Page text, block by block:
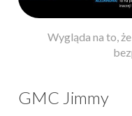
Wygląda na to,
GMC Jimmy